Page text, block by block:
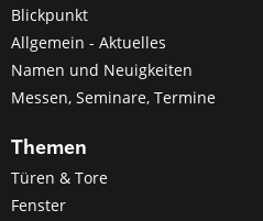
Blickpunkt
Allgemein - Aktuelles
Namen und Neuigkeiten
Messen, Seminare, Termine
Themen
Türen & Tore
Fenster